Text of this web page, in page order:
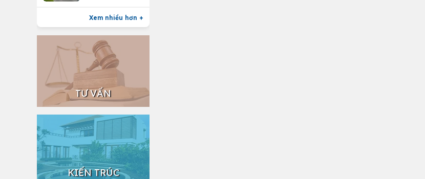
Xem nhiều hơn +
TƯ VẤN
KIẾN TRÚC